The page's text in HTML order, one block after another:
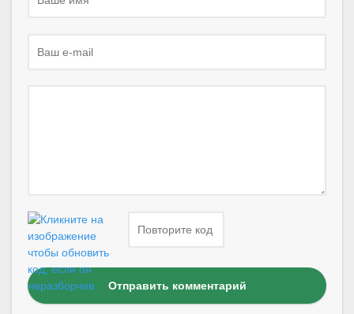
Отправить комментарий